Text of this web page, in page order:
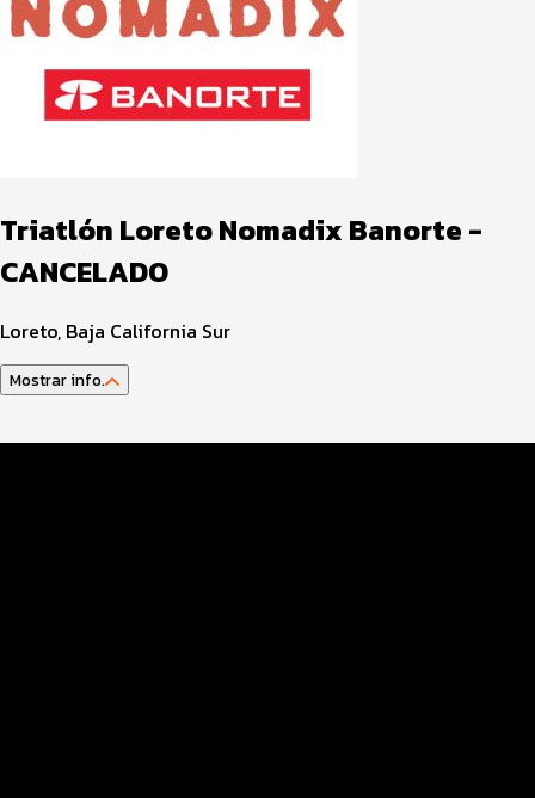
Triatlón Loreto Nomadix Banorte -
CANCELADO
Loreto, Baja California Sur
Mostrar info.